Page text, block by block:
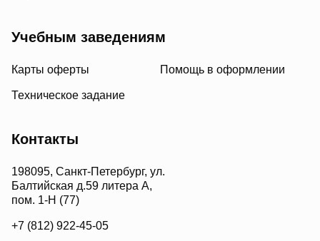
Учебным заведениям
Карты оферты Помощь в оформлении
Техническое задание
Контакты
198095, Санкт-Петербург, ул.
Балтийская д.59 литера А,
пом. 1-Н (77)
+7 (812) 922-45-05